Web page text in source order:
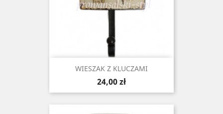
WIESZAK Z KLUCZAMI
Cena
24,00 zł